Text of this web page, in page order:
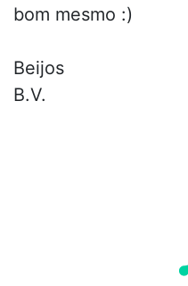
bom mesmo :)
Beijos
B.V.